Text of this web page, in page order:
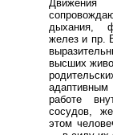
дыхания,
желез и пр.
высших
работе
сосудов,
этом